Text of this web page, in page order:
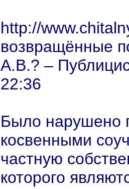
http://
возвращённые
А.В.? –
22:36
Было нарушено
косвенными
частную
которого